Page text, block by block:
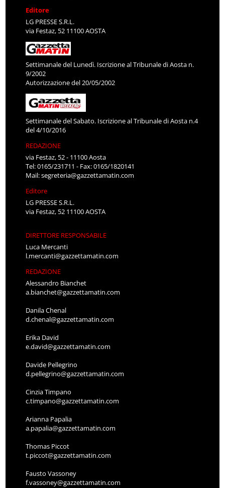
Editore
LG PRESSE S.R.L.
via Festaz, 52 11100 AOSTA
Settimanale del Lunedì. Iscrizione al Tribunale di Aosta n.
9/2002
Autorizzazione del 20/05/2002
Settimanale del Sabato. Iscrizione al Tribunale di Aosta n.4
del 4/10/2016
REDAZIONE
via Festaz, 52 - 11100 Aosta
Tel: 0165/231711 - Fax: 0165/1820141
Mail:segreteria@gazzettamatin.com
Editore
LG PRESSE S.R.L.
via Festaz, 52 11100 AOSTA
DIRETTORE RESPONSABILE
Luca Mercanti
l.mercanti@gazzettamatin.com
REDAZIONE
Alessandro Bianchet
a.bianchet@gazzettamatin.com
Danila Chenal
d.chenal@gazzettamatin.com
Erika David
e.david@gazzettamatin.com
Davide Pellegrino
d.pellegrino@gazzettamatin.com
Cinzia Timpano
c.timpano@gazzettamatin.com
Arianna Papalia
a.papalia@gazzettamatin.com
Thomas Piccot
t.piccot@gazzettamatin.com
Fausto Vassoney
f.vassoney@gazzettamatin.com